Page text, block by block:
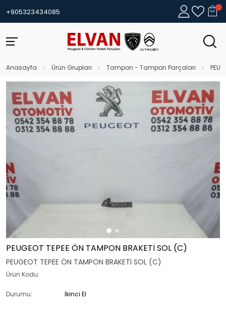
+905323434085
Anasayfa Ürün Grupları Tampon - Tampon Parçaları
PEUGEOT TEPEE ÖN TAMPON BRAKETİ SOL (C)
PEUGEOT TEPEE ÖN TAMPON BRAKETİ SOL (C)
Ürün Kodu:
Durumu: İkinci El